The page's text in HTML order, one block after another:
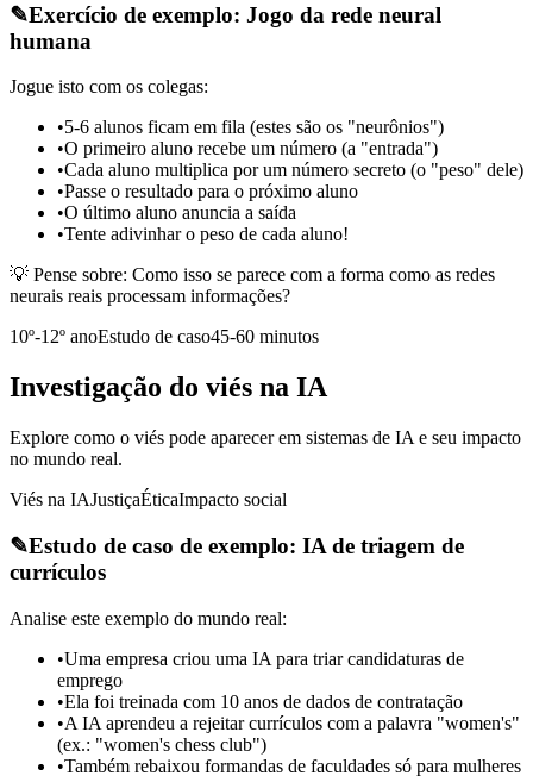
✎Exercício de exemplo: Jogo da rede neural
humana
Jogue isto com os colegas:
•5-6 alunos ficam em fila (estes são os "neurônios")
•O primeiro aluno recebe um número (a "entrada")
•Cada aluno multiplica por um número secreto (o "peso" dele)
•Passe o resultado para o próximo aluno
•O último aluno anuncia a saída
•Tente adivinhar o peso de cada aluno!
💡 Pense sobre: Como isso se parece com a forma como as redes
neurais reais processam informações?
10º-12º anoEstudo de caso45-60 minutos
Investigação do viés na IA
Explore como o viés pode aparecer em sistemas de IA e seu impacto
no mundo real.
Viés na IAJustiçaÉticaImpacto social
✎Estudo de caso de exemplo: IA de triagem de
currículos
Analise este exemplo do mundo real:
•Uma empresa criou uma IA para triar candidaturas de
emprego
•Ela foi treinada com 10 anos de dados de contratação
•A IA aprendeu a rejeitar currículos com a palavra "women's"
(ex.: "women's chess club")
•Também rebaixou formandas de faculdades só para mulheres